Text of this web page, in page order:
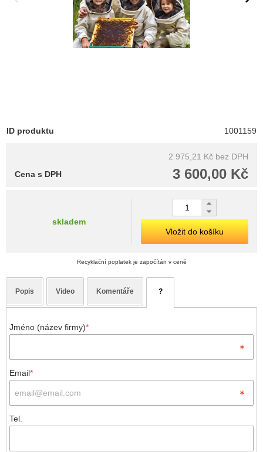
ID produktu 1001159
2 975,21 Kč bez DPH
3 600,00 Kč
Cena s DPH
skladem
Vložit do košíku
Recyklační poplatek je započítán v ceně
Popis Video Komentáře ?
Jméno (název firmy)*
Email*
Tel.